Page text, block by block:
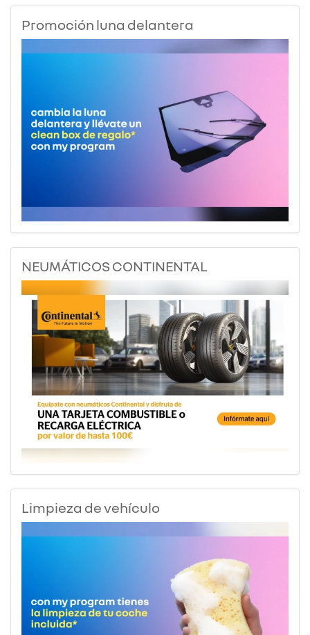
Promoción luna delantera
NEUMÁTICOS CONTINENTAL
Limpieza de vehículo